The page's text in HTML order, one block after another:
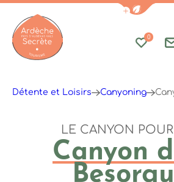
Afficher
Mes
0
Détente et Loisirs Canyoning
LE CANYON
Canyon